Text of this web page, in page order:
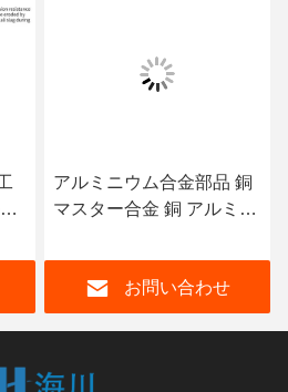
アルミニウム合金部品 銅
マスター合金 銅 アルミニ
金 インゴットまたは塊
お問い合わせ
チタ
格産